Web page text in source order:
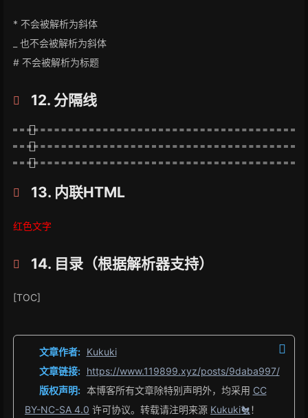
* 不会被解析为斜体
_ 也不会被解析为斜体
# 不会被解析为标题
12. 分隔线
13. 内联HTML
红色文字
14. 目录（根据解析器支持）
[TOC]
文章作者: Kukuki
文章链接: https://www.119899.xyz/posts/9daba997/
版权声明: 本博客所有文章除特别声明外，均采用 CC
BY-NC-SA 4.0 许可协议。转载请注明来源 Kukuki🐔！